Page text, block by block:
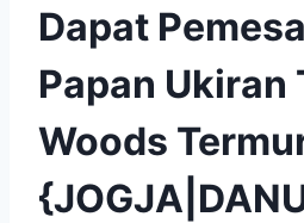
Dapat
Papan Ukiran
Woods